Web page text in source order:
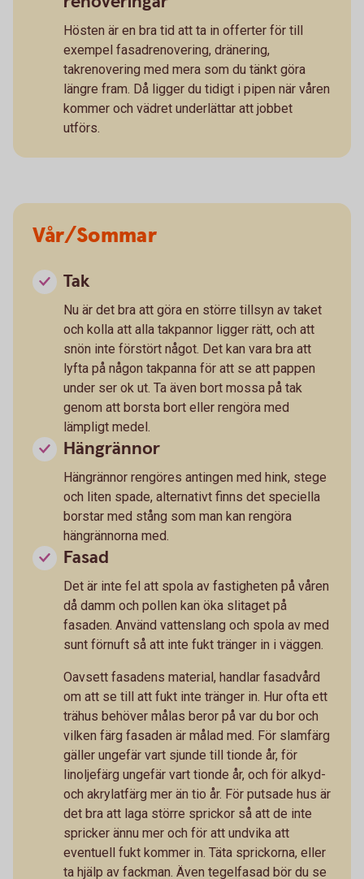
Hösten är en bra tid att ta in offerter för till
exempel fasadrenovering, dränering,
takrenovering med mera som du tänkt göra
längre fram. Då ligger du tidigt i pipen när våren
kommer och vädret underlättar att jobbet
utförs.
Vår/Sommar
Tak
Nu är det bra att göra en större tillsyn av taket
och kolla att alla takpannor ligger rätt, och att
snön inte förstört något. Det kan vara bra att
lyfta på någon takpanna för att se att pappen
under ser ok ut. Ta även bort mossa på tak
genom att borsta bort eller rengöra med
lämpligt medel.
Hängrännor
Hängrännor rengöres antingen med hink, stege
och liten spade, alternativt finns det speciella
borstar med stång som man kan rengöra
hängrännorna med.
Fasad
Det är inte fel att spola av fastigheten på våren
då damm och pollen kan öka slitaget på
fasaden. Använd vattenslang och spola av med
sunt förnuft så att inte fukt tränger in i väggen.
Oavsett fasadens material, handlar fasadvård
om att se till att fukt inte tränger in. Hur ofta ett
trähus behöver målas beror på var du bor och
vilken färg fasaden är målad med. För slamfärg
gäller ungefär vart sjunde till tionde år, för
linoljefärg ungefär vart tionde år, och för alkyd-
och akrylatfärg mer än tio år. För putsade hus är
det bra att laga större sprickor så att de inte
spricker ännu mer och för att undvika att
eventuell fukt kommer in. Täta sprickorna, eller
ta hjälp av fackman. Även tegelfasad bör du se